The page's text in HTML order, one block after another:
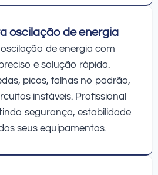
oscilação de energia
de energia com
e solução rápida.
picos, falhas no padrão,
instáveis. Profissional
segurança, estabilidade
seus equipamentos.